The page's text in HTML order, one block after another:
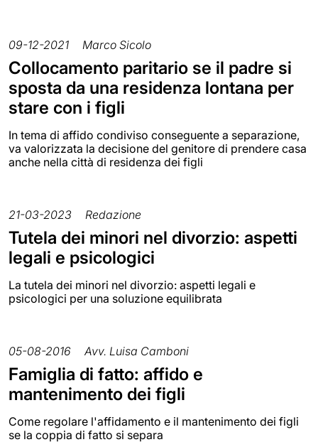
09-12-2021 Marco Sicolo
Collocamento paritario se il padre si
sposta da una residenza lontana per
stare con i figli
In tema di affido condiviso conseguente a separazione,
va valorizzata la decisione del genitore di prendere casa
anche nella città di residenza dei figli
21-03-2023 Redazione
Tutela dei minori nel divorzio: aspetti
legali e psicologici
La tutela dei minori nel divorzio: aspetti legali e
psicologici per una soluzione equilibrata
05-08-2016 Avv. Luisa Camboni
Famiglia di fatto: affido e
mantenimento dei figli
Come regolare l'affidamento e il mantenimento dei figli
se la coppia di fatto si separa